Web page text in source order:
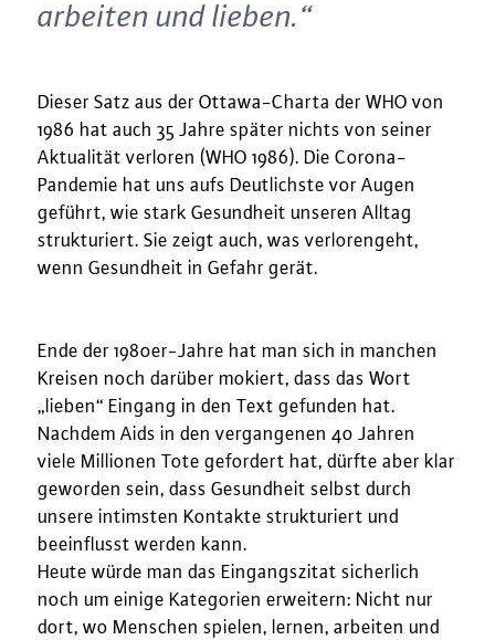
arbeiten und lieben.“
Dieser Satz aus der Ottawa-Charta der WHO von
1986 hat auch 35 Jahre später nichts von seiner
Aktualität verloren (WHO 1986). Die Corona-
Pandemie hat uns aufs Deutlichste vor Augen
geführt, wie stark Gesundheit unseren Alltag
strukturiert. Sie zeigt auch, was verlorengeht,
wenn Gesundheit in Gefahr gerät.
Ende der 1980er-Jahre hat man sich in manchen
Kreisen noch darüber mokiert, dass das Wort
„lieben“ Eingang in den Text gefunden hat.
Nachdem Aids in den vergangenen 40 Jahren
viele Millionen Tote gefordert hat, dürfte aber klar
geworden sein, dass Gesundheit selbst durch
unsere intimsten Kontakte strukturiert und
beeinflusst werden kann.
Heute würde man das Eingangszitat sicherlich
noch um einige Kategorien erweitern: Nicht nur
dort, wo Menschen spielen, lernen, arbeiten und